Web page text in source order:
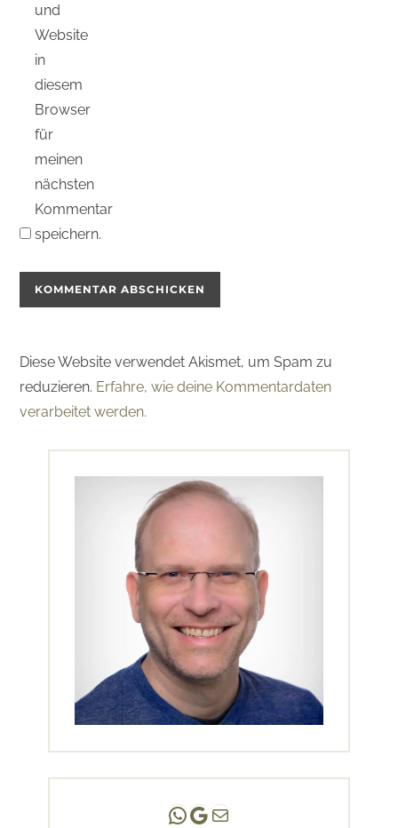
und
Website
in
diesem
Browser
für
meinen
nächsten
Kommentar
speichern.
Diese Website verwendet Akismet, um Spam zu
reduzieren. Erfahre, wie deine Kommentardaten
verarbeitet werden.
Andreas Scholz | (HPP)
Praxis Adlershof
E-Mail an mich ...